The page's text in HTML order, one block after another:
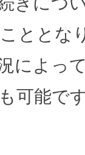
ととな
によっ
可能で